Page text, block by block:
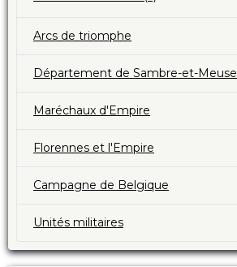
Arcs de triomphe
Département de Sambre-et-Meuse
Maréchaux d'Empire
Florennes et l'Empire
Campagne de Belgique
Unités militaires